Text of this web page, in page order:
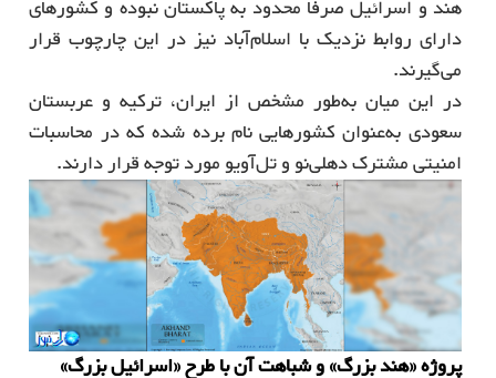
هند و اسرائیل صرفاً محدود به پاکستان نبوده و کشورهای
دارای روابط نزدیک با اسلام‌آباد نیز در این چارچوب قرار
می‌گیرند.
در این میان به‌طور مشخص از ایران، ترکیه و عربستان
سعودی به‌عنوان کشورهایی نام برده شده که در محاسبات
امنیتی مشترک دهلی‌نو و تل‌آویو مورد توجه قرار دارند.
پروژه «هند بزرگ» و شباهت آن با طرح «اسرائیل بزرگ»